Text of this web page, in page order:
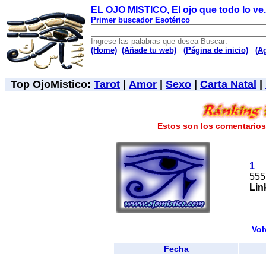
EL OJO MISTICO, El ojo que todo lo
Primer buscador Esotérico
Ingrese las palabras que desea Buscar:
(Home) (Añade tu web) (Página de inicio)
Top OjoMistico: Tarot Amor Sexo Carta Natal
Estos son los
1
555
Fecha